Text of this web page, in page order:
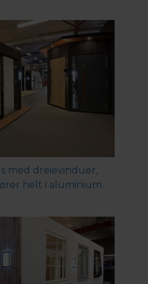
med dreievinduer,
helt i aluminium.